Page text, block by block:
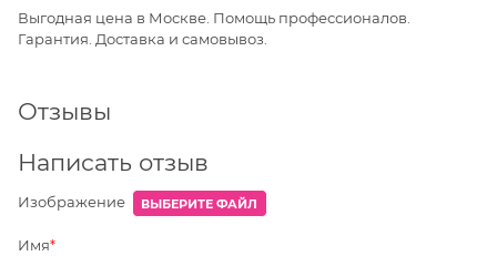
Выгодная цена в Москве. Помощь профессионалов.
Гарантия. Доставка и самовывоз.
Отзывы
Написать отзыв
Изображение ВЫБЕРИТЕ ФАЙЛ
Имя